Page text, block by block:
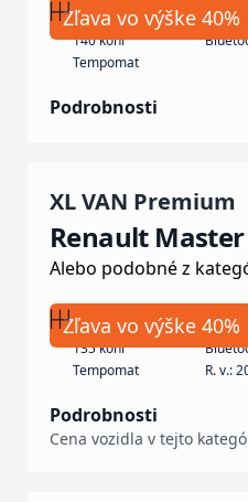
Zľava vo výške 40%
Manuál Diesel
140 koní
Tempomat
Podrobnosti
XL VAN Premium
Renault Master
Alebo podobné z
Zľava vo výške 40%
Manuál Nafta
135 koní
Tempomat
R. v.:
Podrobnosti
Cena vozidla v tejto